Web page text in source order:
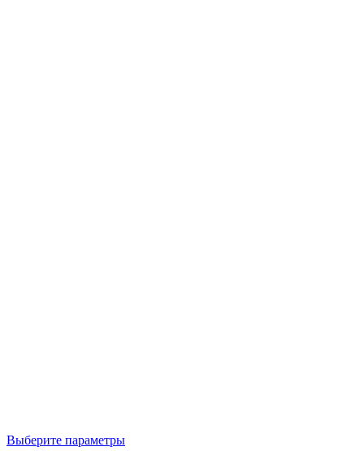
Выберите параметры